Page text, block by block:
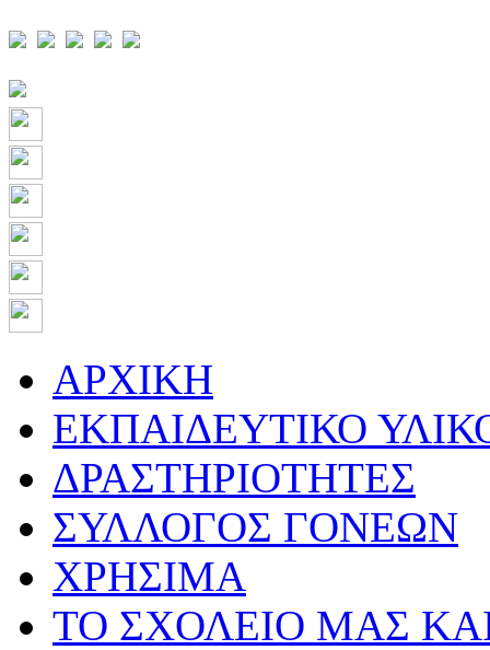
ΑΡΧΙΚΗ
ΕΚΠΑΙΔΕΥΤΙΚΟ
ΔΡΑΣΤΗΡΙΟΤΗΤΕΣ
ΣΥΛΛΟΓΟΣ ΓΟΝΕΩΝ
ΧΡΗΣΙΜΑ
ΤΟ ΣΧΟΛΕΙΟ ΜΑΣ